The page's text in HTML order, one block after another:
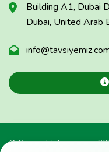
Building A1, Dubai
Dubai, United Arab
© Copyright Tavsiyemiz